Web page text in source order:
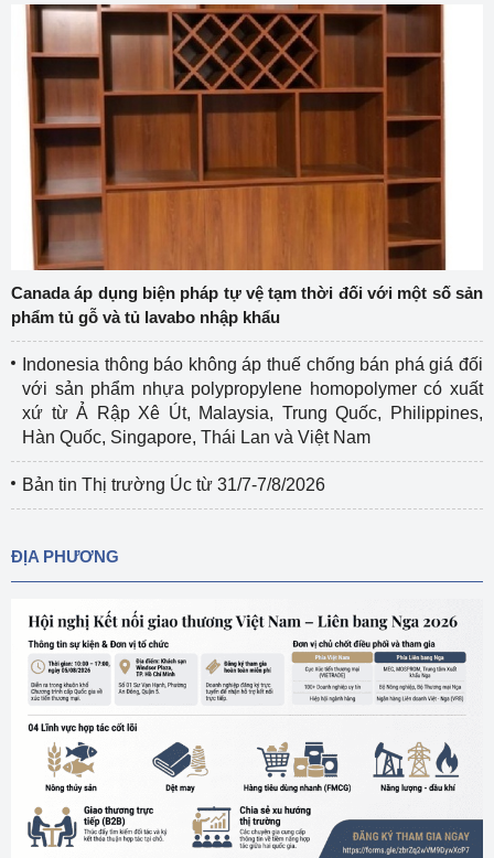
Canada áp dụng biện pháp tự vệ tạm thời đối với một số sản
phẩm tủ gỗ và tủ lavabo nhập khẩu
Indonesia thông báo không áp thuế chống bán phá giá đối
với sản phẩm nhựa polypropylene homopolymer có xuất
xứ từ Ả Rập Xê Út, Malaysia, Trung Quốc, Philippines,
Hàn Quốc, Singapore, Thái Lan và Việt Nam
Bản tin Thị trường Úc từ 31/7-7/8/2026
ĐỊA PHƯƠNG